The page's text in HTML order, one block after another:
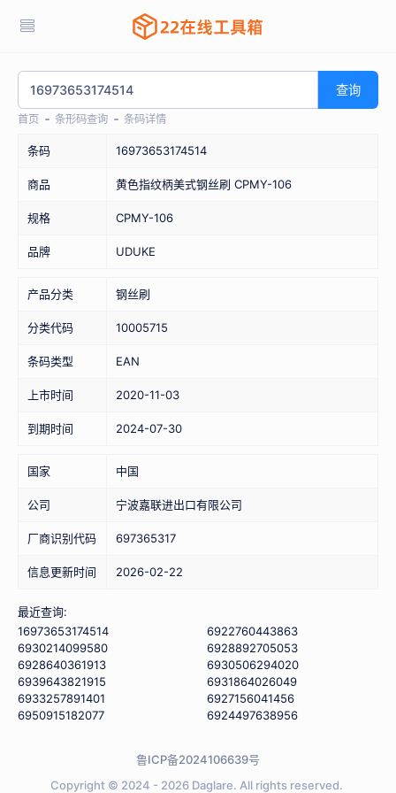
查询
首页 条形码查询 条码详情
条码 16973653174514
商品 黄色指纹柄美式钢丝刷 CPMY-106
规格 CPMY-106
品牌 UDUKE
产品分类 钢丝刷
分类代码 10005715
条码类型 EAN
上市时间 2020-11-03
到期时间 2024-07-30
国家 中国
公司 宁波嘉联进出口有限公司
厂商识别代码 697365317
信息更新时间 2026-02-22
最近查询:
16973653174514
6922760443863
6930214099580
6928892705053
6928640361913
6930506294020
6939643821915
6931864026049
6933257891401
6927156041456
6950915182077
6924497638956
Copyright © 2024 - 2026 Daglare. All rights reserved.
鲁ICP备2024106639号